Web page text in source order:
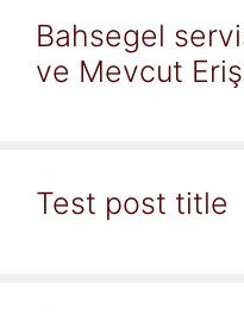
Bahsegel
ve Mevcut
Test post title